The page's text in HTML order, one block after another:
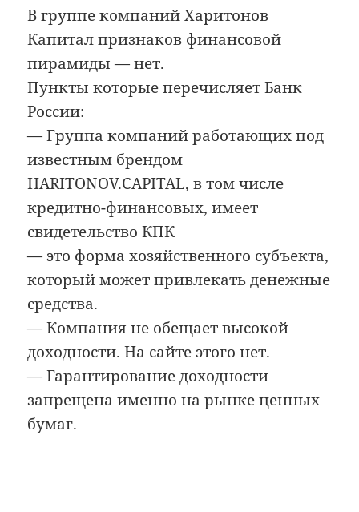
В группе компаний Харитонов
Капитал признаков финансовой
пирамиды — нет.
Пункты которые перечисляет Банк
России:
— Группа компаний работающих под
известным брендом
HARITONOV.CAPITAL, в том числе
кредитно-финансовых, имеет
свидетельство КПК
— это форма хозяйственного субъекта,
который может привлекать денежные
средства.
— Компания не обещает высокой
доходности. На сайте этого нет.
— Гарантирование доходности
запрещена именно на рынке ценных
бумаг.